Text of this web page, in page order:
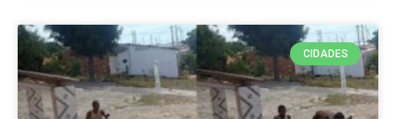
CIDADES